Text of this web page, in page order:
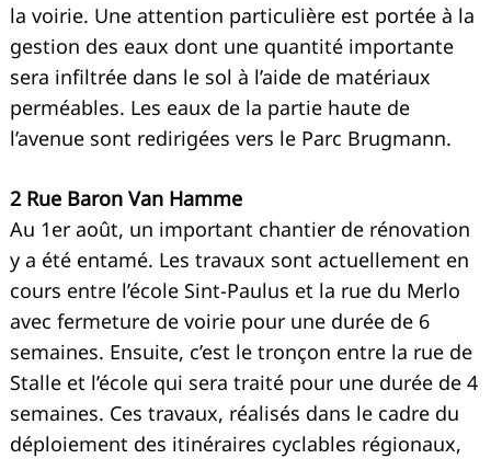
la voirie. Une attention particulière est portée à la
gestion des eaux dont une quantité importante
sera infiltrée dans le sol à l’aide de matériaux
perméables. Les eaux de la partie haute de
l’avenue sont redirigées vers le Parc Brugmann.
2 Rue Baron Van Hamme
Au 1er août, un important chantier de rénovation
y a été entamé. Les travaux sont actuellement en
cours entre l’école Sint-Paulus et la rue du Merlo
avec fermeture de voirie pour une durée de 6
semaines. Ensuite, c’est le tronçon entre la rue de
Stalle et l’école qui sera traité pour une durée de 4
semaines. Ces travaux, réalisés dans le cadre du
déploiement des itinéraires cyclables régionaux,